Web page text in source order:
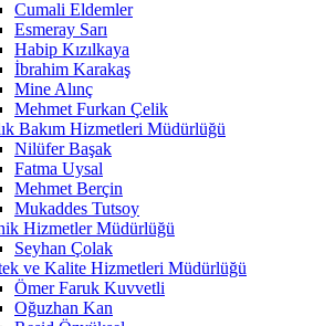
Cumali Eldemler
Esmeray Sarı
Habip Kızılkaya
İbrahim Karakaş
Mine Alınç
Mehmet Furkan Çelik
Bakım Hizmetleri Müdürlüğü
Nilüfer Başak
Fatma Uysal
Mehmet Berçin
Mukaddes Tutsoy
Hizmetler Müdürlüğü
Seyhan Çolak
ve Kalite Hizmetleri Müdürlüğü
Ömer Faruk Kuvvetli
Oğuzhan Kan